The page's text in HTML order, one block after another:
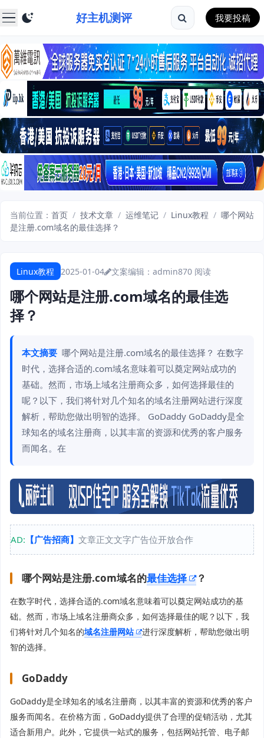
好主机测评 我要投稿
当前位置： 首页 / 技术文章 / 运维笔记 / Linux教程 / 哪个网站
是注册.com域名的最佳选择？
Linux教程 2025-01-04 文案编辑：admin870 阅读
哪个网站是注册.com域名的最佳选
择？
本文摘要 哪个网站是注册.com域名的最佳选择？ 在数字
时代，选择合适的.com域名意味着可以奠定网站成功的
基础。然而，市场上域名注册商众多，如何选择最佳的
呢？以下，我们将针对几个知名的域名注册网站进行深度
解析，帮助您做出明智的选择。 GoDaddy GoDaddy是全
球知名的域名注册商，以其丰富的资源和优秀的客户服务
而闻名。在
AD: 【广告招商】 文章正文文字广告位开放合作
哪个网站是注册.com域名的最佳选择 ？
在数字时代，选择合适的.com域名意味着可以奠定网站成功的基
础。然而，市场上域名注册商众多，如何选择最佳的呢？以下，我
们将针对几个知名的域名注册网站
进行深度解析，帮助您做出明
智的选择。
GoDaddy
GoDaddy是全球知名的域名注册商，以其丰富的资源和优秀的客户
服务而闻名。在价格方面，GoDaddy提供了合理的促销活动，尤其
适合新用户。此外，它提供一站式的服务，包括网站托管、电子邮